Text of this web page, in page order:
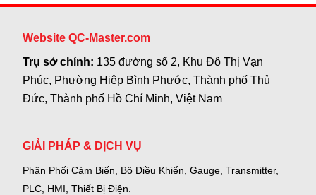
Website QC-Master.com
Trụ sở chính: 135 đường số 2, Khu Đô Thị Vạn
Phúc, Phường Hiệp Bình Phước, Thành phố Thủ
Đức, Thành phố Hồ Chí Minh, Việt Nam
GIẢI PHÁP & DỊCH VỤ
Phân Phối Cảm Biến, Bộ Điều Khiển, Gauge, Transmitter,
PLC, HMI, Thiết Bị Điện.